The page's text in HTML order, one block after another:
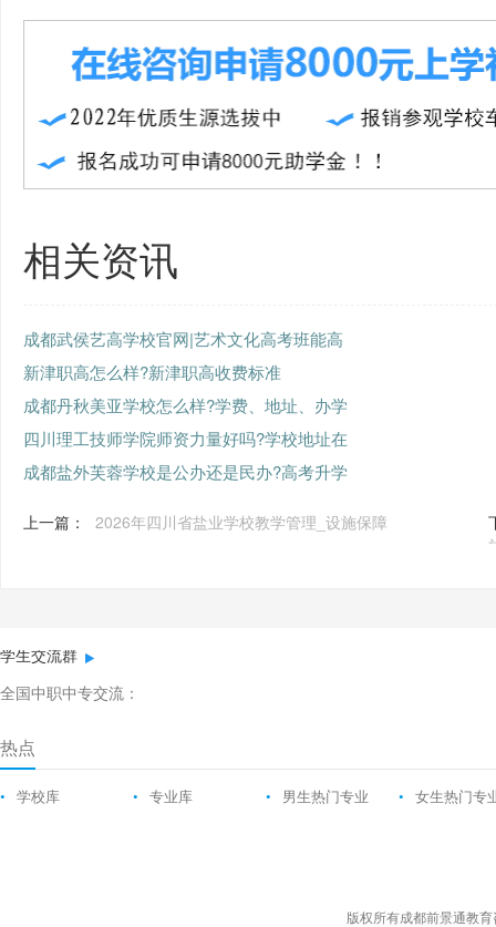
相关资讯
成都武侯艺高学校官网|艺术文化高考班能高
新津职高怎么样?新津职高收费标准
成都丹秋美亚学校怎么样?学费、地址、办学
四川理工技师学院师资力量好吗?学校地址在
成都盐外芙蓉学校是公办还是民办?高考升学
上一篇： 2026年四川省盐业学校教学管理_设施保障
学生交流群
全国中职中专交流：
热点
• 学校库 • 专业库 • 男生热门专业 • 女生热门专
版权所有成都前景通教